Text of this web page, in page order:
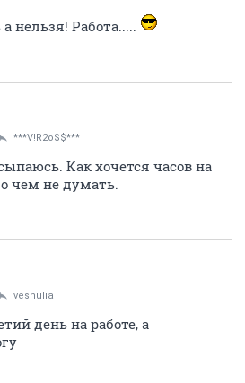
нельзя! Работа.....
***V!R2o$$***
Как хочется часов на
чем не думать.
vesnulia
день на работе, а